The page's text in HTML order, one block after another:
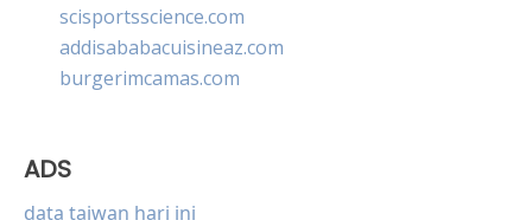
scisportsscience.com
addisababacuisineaz.com
burgerimcamas.com
ADS
data taiwan hari ini